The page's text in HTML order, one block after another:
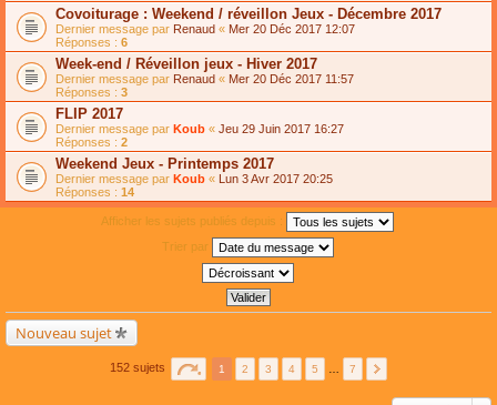
Covoiturage : Weekend / réveillon Jeux - Décembre 2017
Dernier message par Renaud « Mer 20 Déc 2017 12:07
Réponses : 6
Week-end / Réveillon jeux - Hiver 2017
Dernier message par Renaud « Mer 20 Déc 2017 11:57
Réponses : 3
FLIP 2017
Dernier message par Koub « Jeu 29 Juin 2017 16:27
Réponses : 2
Weekend Jeux - Printemps 2017
Dernier message par Koub « Lun 3 Avr 2017 20:25
Réponses : 14
Afficher les sujets publiés depuis :
Trier par
Nouveau sujet
152 sujets 1 2 3 4 5 7